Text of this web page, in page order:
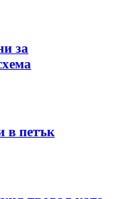
за
в петък